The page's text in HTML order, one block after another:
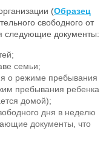
(Образец
свободного от
следующие документы:
семьи;
о режиме пребывания
пребывания ребенка
домой);
дня в неделю
документы, что